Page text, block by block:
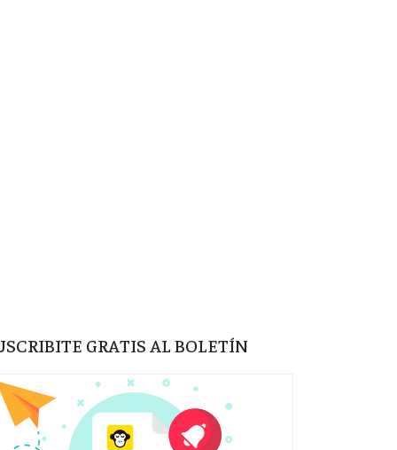
GRATIS AL BOLETÍN